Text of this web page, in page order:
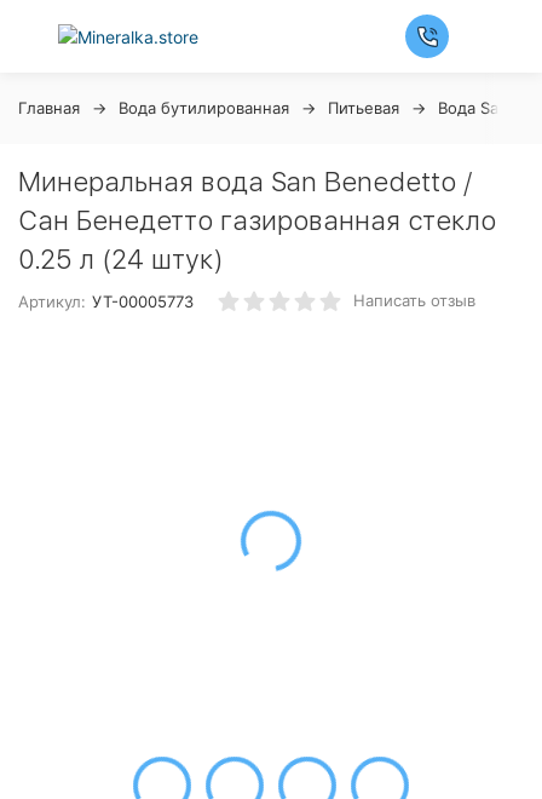
Главная Вода бутилированная Питьевая Вода San
Минеральная вода San Benedetto /
Сан Бенедетто газированная стекло
0.25 л (24 штук)
Артикул: УТ-00005773 Написать отзыв